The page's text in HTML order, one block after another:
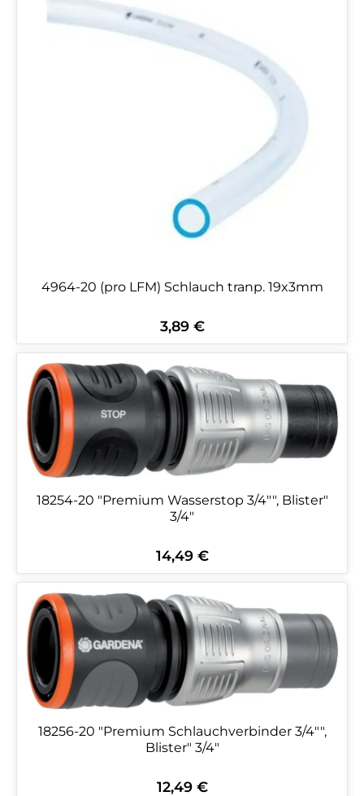
4964-20 (pro LFM) Schlauch tranp. 19x3mm
Regulärer Preis:
3,89 €
18254-20 "Premium Wasserstop 3/4"", Blister"
3/4"
Regulärer Preis:
14,49 €
18256-20 "Premium Schlauchverbinder 3/4"",
Blister" 3/4"
Regulärer Preis:
12,49 €